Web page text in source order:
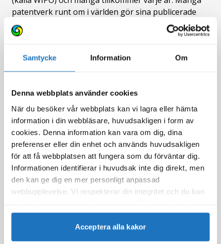
Samtycke Information Om
Denna webbplats använder cookies
När du besöker vår webbplats kan vi lagra eller hämta
information i din webbläsare, huvudsakligen i form av
cookies. Denna information kan vara om dig, dina
preferenser eller din enhet och används huvudsakligen
för att få webbplatsen att fungera som du förväntar dig.
Informationen identifierar i huvudsak inte dig direkt, men
den kan ge dig en mer personligt anpassad
webbupplevelse. Vi respekterar din integritet och du kan
kategorirubrikerna för att ta reda på mer och ändra våra
standardinställningar. Observera att blockering av
cookies kan påverka din upplevelse av webbplatsen och
Acceptera alla kakor
patentverk runt om i världen gör sina publicerade
patentansökningar tillgängliga i databaser på nätet.
Eftersom patentansökningar måste lämnas in i varje
eller snarlika patent kan finnas i många länders
patentdatabaser.
Ett exempel på patentansökan och ett
patent
I Sverige finns många företag som lyckats väldigt bra
tack vare en innovation. Ett av dem fick patent på en
innovation för att förpacka vätskor. Den är en
tetraederformad mjölkförpackning av
pappersmaterial som uppfanns på 1940-talet och
blev grunden till företaget Tetra Pak. Sättet att
tillverka den på var mycket speciellt och
ochpatentet